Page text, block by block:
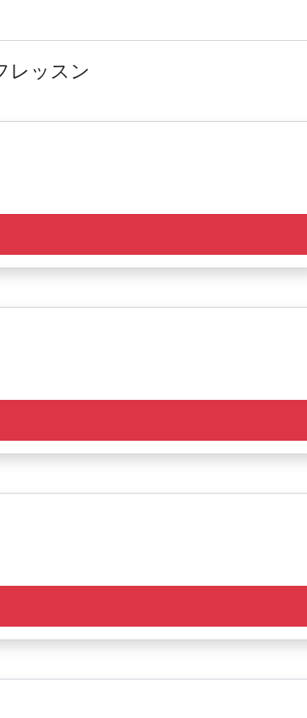
レッスン